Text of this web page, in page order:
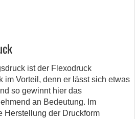
ist der Flexodruck
im Vorteil, denn er lässt sich etwas
so gewinnt hier das
an Bedeutung. Im
Herstellung der Druckform